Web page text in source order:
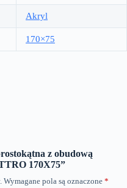
Akryl
170×75
z obudową
170X75”
Wymagane pola są oznaczone *